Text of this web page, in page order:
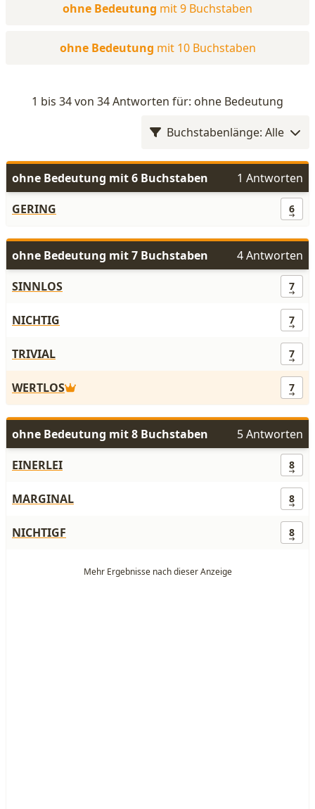
ohne Bedeutung mit 9 Buchstaben
ohne Bedeutung mit 10 Buchstaben
1 bis 34 von 34 Antworten für: ohne Bedeutung
Buchstabenlänge: Alle
ohne Bedeutung mit 6 Buchstaben
1 Antworten
GERING
6
ohne Bedeutung mit 7 Buchstaben
4 Antworten
SINNLOS
7
NICHTIG 7
TRIVIAL 7
WERTLOS 7
ohne Bedeutung mit 8 Buchstaben
5 Antworten
EINERLEI
8
MARGINAL 8
NICHTIGF 8